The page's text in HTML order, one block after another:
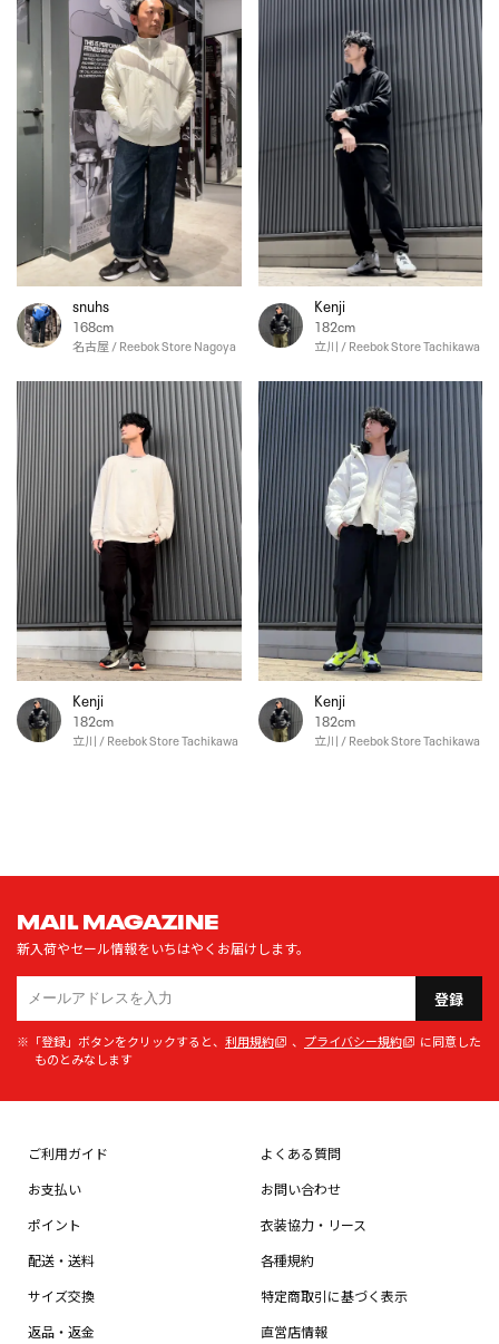
snuhs
168cm
名古屋 / Reebok Store Nagoya
Kenji
182cm
立川 / Reebok Store Tachikawa
Kenji
182cm
立川 / Reebok Store Tachikawa
Kenji
182cm
立川 / Reebok Store Tachikawa
MAIL MAGAZINE
新入荷やセール情報をいちはやくお届けします。
登録
※「登録」ボタンをクリックすると、 利用規約 、 プライバシー規約
に同意した
ものとみなします
ご利用ガイド
お支払い
ポイント
配送・送料
サイズ交換
返品・返金
よくある質問
お問い合わせ
衣装協力・リース
各種規約
特定商取引に基づく表示
直営店情報